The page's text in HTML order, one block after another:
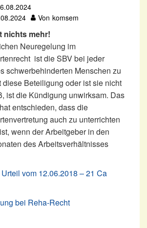
Von komsem
nichts mehr!
Neuregelung im
ist die SBV bei jeder
schwerbehinderten Menschen zu
Beteiligung oder ist sie nicht
ist die Kündigung unwirksam. Das
entschieden, dass die
auch zu unterrichten
wenn der Arbeitgeber in den
des Arbeitsverhältnisses
vom 12.06.2018 – 21 Ca
bei Reha-Recht